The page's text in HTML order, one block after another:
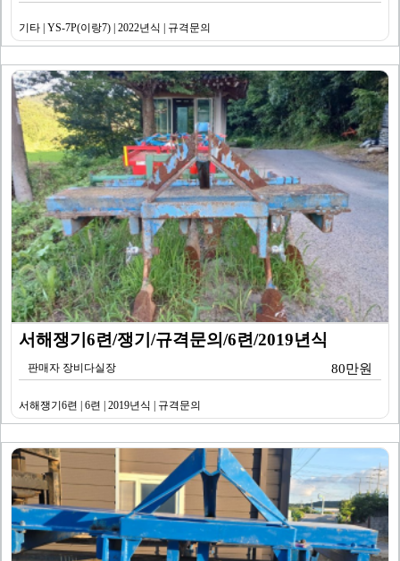
기타 | YS-7P(이랑7) | 2022년식 | 규격문의
서해쟁기6련/쟁기/규격문의/6련/2019년식
판매자 장비다실장 80만원
서해쟁기6련 | 6련 | 2019년식 | 규격문의